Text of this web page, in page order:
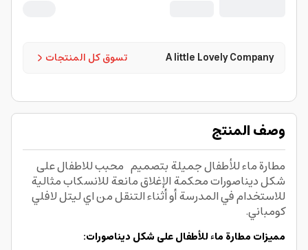
تسوق كل المنتجات A little Lovely Company
وصف المنتج
مطارة ماء للأطفال جميلة بتصميم محبب للاطفال على
شكل ديناصورات محكمة الإغلاق مانعة للانسكاب مثالية
للاستخدام في المدرسة أو أثناء التنقل من اي ليتل لافلي
كومباني.
مميزات مطارة ماء للأطفال على شكل ديناصورات: